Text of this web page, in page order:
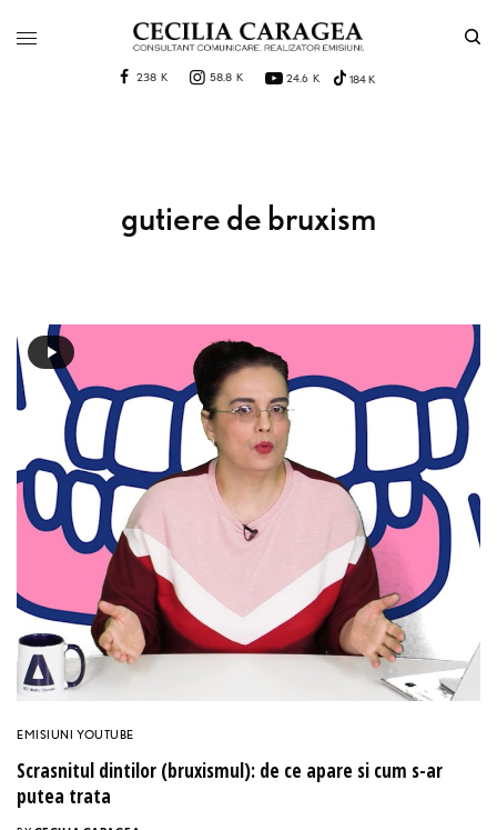
238 K 58.8 K 24.6 K 184 K
gutiere de bruxism
EMISIUNI YOUTUBE
Scrasnitul dintilor (bruxismul): de ce apare si cum s-ar
putea trata